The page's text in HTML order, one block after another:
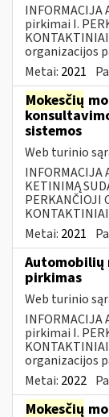
INFORMACIJA
pirkimai I.
organizacijos
Metai: 2021
Mokesčių
sistemos
Web turinio
INFORMACIJA
KETINIMĄ
PERKANČIOJI
Metai: 2021
Automobilių
pirkimas
Web turinio
INFORMACIJA
pirkimai I.
organizacijos
Metai: 2022
Mokesčių